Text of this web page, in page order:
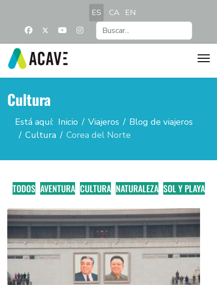
Seleccione su idioma
ES CA EN
Cultura
Está aquí: Inicio Viajeros
Blog de viajeros
Cultura
Corea del Norte
TODOS AVENTURA CULTURA NATURALEZA SOL Y PLAYA